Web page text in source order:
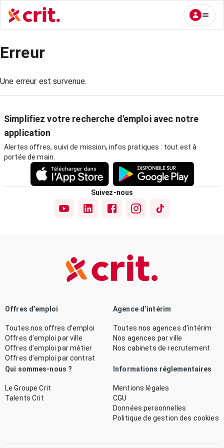
Erreur
Une erreur est survenue.
Simplifiez votre recherche d'emploi avec notre
application
Alertes offres, suivi de mission, infos pratiques : tout est à
portée de main.
Suivez-nous
Offres d’emploi
Toutes nos offres d’emploi
Offres d’emploi par ville
Offres d’emploi par métier
Offres d’emploi par contrat
Agence d’intérim
Toutes nos agences d’intérim
Nos agences par ville
Nos cabinets de recrutement
Qui sommes-nous ?
Le Groupe Crit
Talents Crit
Informations réglementaires
Mentions légales
CGU
Données personnelles
Politique de gestion des cookies